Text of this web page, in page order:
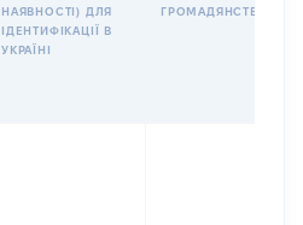
НАЯВНОСТІ) ДЛЯ
ІДЕНТИФІКАЦІЇ В
УКРАЇНІ
ГРОМАДЯНСТВО